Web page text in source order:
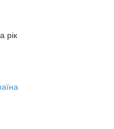
рік